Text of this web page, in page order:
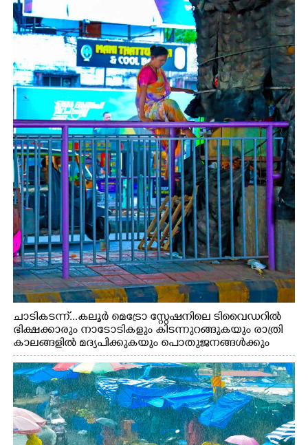
ചാടികടന്ന്...കലൂർ മെട്രോ സ്റ്റേഷനിലെ ടിവൈഡറിൽ
ഭിക്ഷക്കാരും നാടോടികളും കിടന്നുറങ്ങുകയും രാത്രി
കാലങ്ങളിൽ മദ്യപിക്കുകയും പൊതുജനങ്ങൾക്കും
വാഹനത്തിൽ പോകുന്നവർക്കും ബുദ്ധിമുട്ട് ഉണ്ടായ
സാഹചര്യത്തിൽ അധികാരികൾ കമ്പി കൊണ്ട് മറച്ച
വേലി ചാടികടക്കുന്ന നാടോടി സ്ത്രീ